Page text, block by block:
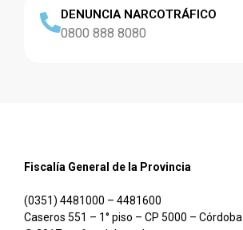
DENUNCIA NARCOTRÁFICO
0800 888 8080
Fiscalía General de la Provincia
(0351) 4481000 – 4481600
Caseros 551 – 1° piso – CP 5000 – Córdoba